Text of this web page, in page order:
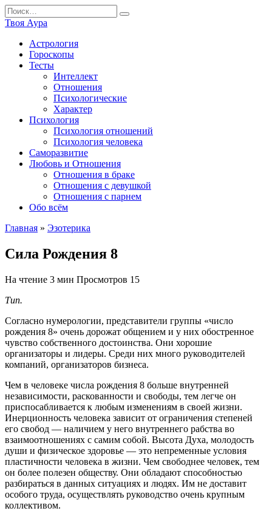
Перейти
к
содержанию
Search
for:
Твоя Аура
Астрология
Гороскопы
Тесты
Интеллект
Отношения
Психологические
Характер
Психология
Психология отношений
Психология человека
Саморазвитие
Любовь и Отношения
Отношения в браке
Отношения с девушкой
Отношения с парнем
Обо всём
Главная » Эзотерика
Сила Рождения 8
На чтение 3 мин Просмотров 15
Тип.
Согласно нумерологии, представители группы «число
рождения 8» очень дорожат общением и у них обостренное
чувство собственного достоинства. Они хорошие
организаторы и лидеры. Среди них много руководителей
компаний, организаторов бизнеса.
Чем в человеке числа рождения 8 больше внутренней
независимости, раскованности и свободы, тем легче он
приспосабливается к любым изменениям в своей жизни.
Инерционность человека зависит от ограничения степеней
его свобод — наличием у него внутреннего рабства во
взаимоотношениях с самим собой. Высота Духа, молодость
души и физическое здоровье — это непременные условия
пластичности человека в жизни. Чем свободнее человек, тем
он более полезен обществу. Они обладают способностью
разбираться в данных ситуациях и людях. Им не доставит
особого труда, осуществлять руководство очень крупным
коллективом.